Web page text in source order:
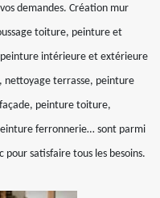
demandes. Création mur
toiture, peinture et
intérieure et extérieure
terrasse, peinture
peinture toiture,
ferronnerie… sont parmi
pour satisfaire tous les besoins.